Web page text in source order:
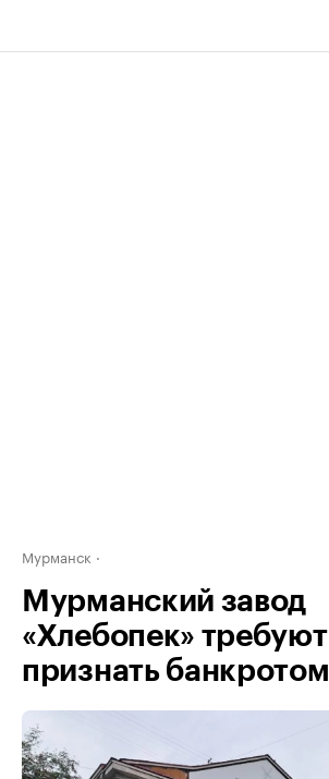
Мурманск
Мурманский завод
«Хлебопек» требуют
признать банкротом